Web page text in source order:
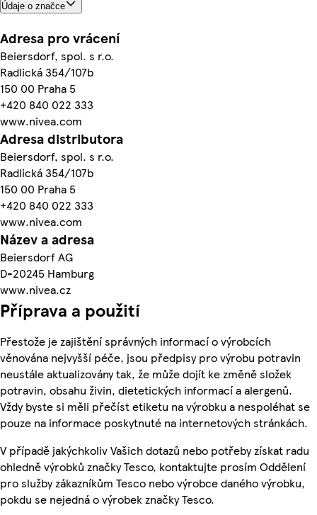
Údaje o značce
Adresa pro vrácení
Beiersdorf, spol. s r.o.
Radlická 354/107b
150 00 Praha 5
+420 840 022 333
www.nivea.com
Adresa distributora
Beiersdorf, spol. s r.o.
Radlická 354/107b
150 00 Praha 5
+420 840 022 333
www.nivea.com
Název a adresa
Beiersdorf AG
D-20245 Hamburg
www.nivea.cz
Příprava a použití
Přestože je zajištění správných informací o výrobcích
věnována nejvyšší péče, jsou předpisy pro výrobu potravin
neustále aktualizovány tak, že může dojít ke změně složek
potravin, obsahu živin, dietetických informací a alergenů.
Vždy byste si měli přečíst etiketu na výrobku a nespoléhat se
pouze na informace poskytnuté na internetových stránkách.
V případě jakýchkoliv Vašich dotazů nebo potřeby získat radu
ohledně výrobků značky Tesco, kontaktujte prosím Oddělení
pro služby zákazníkům Tesco nebo výrobce daného výrobku,
pokdu se nejedná o výrobek značky Tesco.